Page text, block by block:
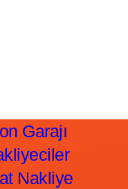
Garajı
Nakliye